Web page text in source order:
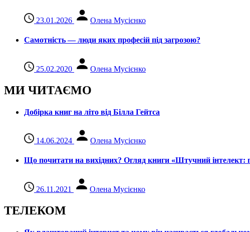
23.01.2026 Олена Мусієнко
Самотність — люди яких професій під загрозою?
25.02.2020 Олена Мусієнко
МИ ЧИТАЄМО
Добірка книг на літо від Білла Гейтса
14.06.2024 Олена Мусієнко
Що почитати на вихідних? Огляд книги «Штучний інтелект:
26.11.2021 Олена Мусієнко
ТЕЛЕКОМ